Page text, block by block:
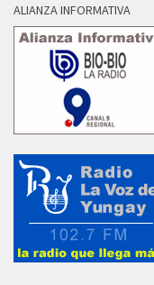
ALIANZA INFORMATIVA